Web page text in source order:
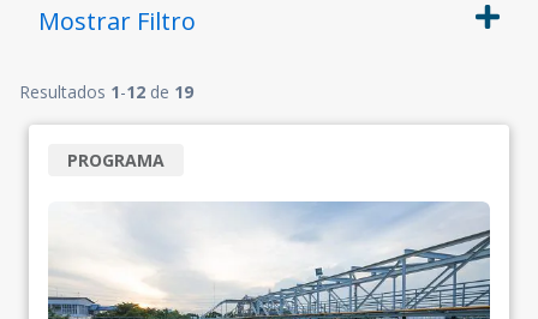
Mostrar Filtro
Resultados 1-12 de 19
PROGRAMA